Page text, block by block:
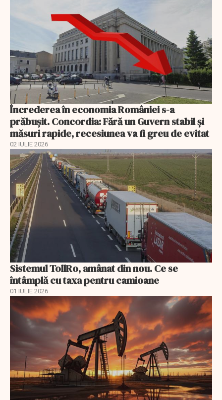
Încrederea în economia României s-a
prăbușit. Concordia: Fără un Guvern stabil și
măsuri rapide, recesiunea va fi greu de evitat
02 IULIE 2026
Sistemul TollRo, amânat din nou. Ce se
întâmplă cu taxa pentru camioane
01 IULIE 2026